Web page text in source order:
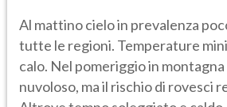
Al mattino cielo in prevalenza
tutte le regioni. Temperature
calo. Nel pomeriggio in
nuvoloso, ma il rischio di rovesci